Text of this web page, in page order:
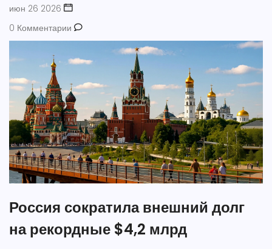
июн 26 2026
0 Комментарии
Россия сократила внешний долг
на рекордные $4,2 млрд